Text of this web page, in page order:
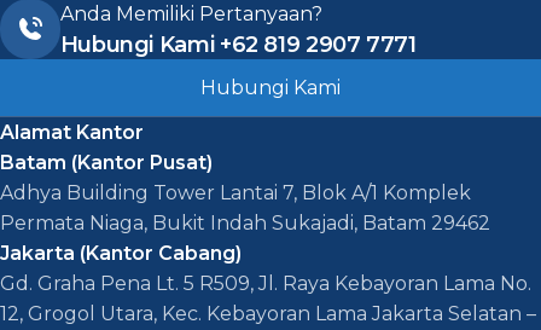
Anda Memiliki Pertanyaan?
Hubungi Kami +62 819 2907 7771
Hubungi Kami
Alamat Kantor
Batam (Kantor Pusat)
Adhya Building Tower Lantai 7, Blok A/1 Komplek
Permata Niaga, Bukit Indah Sukajadi, Batam 29462
Jakarta (Kantor Cabang)
Gd. Graha Pena Lt. 5 R509, Jl. Raya Kebayoran Lama No.
12, Grogol Utara, Kec. Kebayoran Lama Jakarta Selatan –